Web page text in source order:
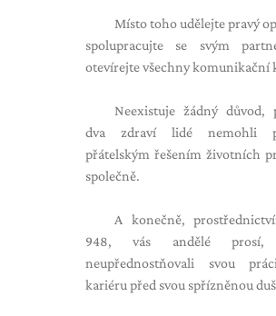
Místo toho udělejte pravý
spolupracujte se svým
otevírejte všechny komunikační
Neexistuje žádný důvod,
dva zdraví lidé nemohli
přátelským řešením životních
společně.
A konečně,
948, vás andělé prosí,
neupřednostňovali svou
kariéru před svou spřízněnou